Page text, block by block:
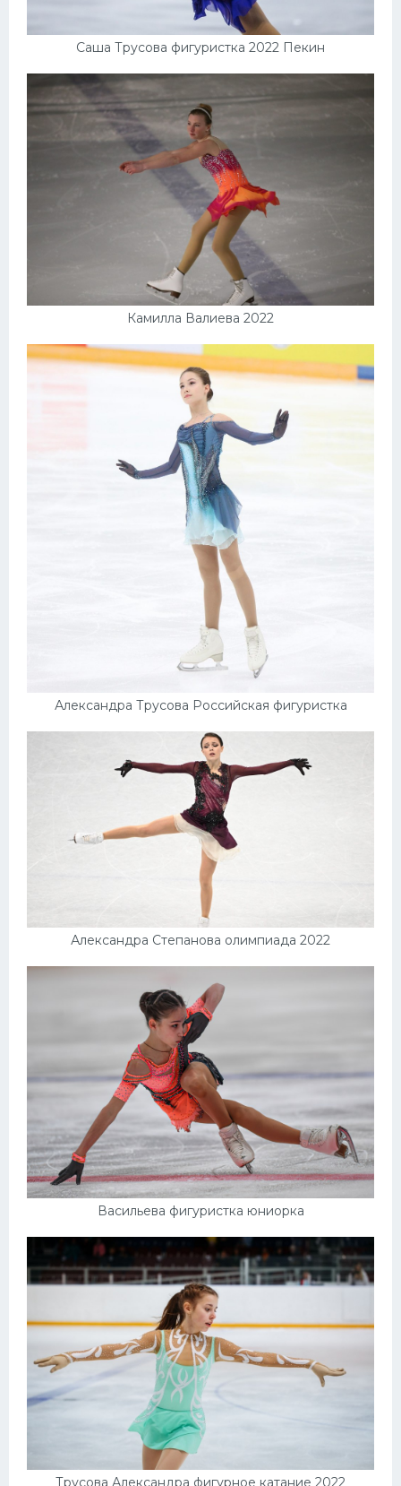
Саша Трусова фигуристка 2022 Пекин
Камилла Валиева 2022
Александра Трусова Российская фигуристка
Александра Степанова олимпиада 2022
Васильева фигуристка юниорка
Трусова Александра фигурное катание 2022